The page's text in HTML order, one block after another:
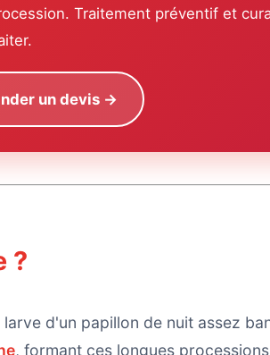
Traitement préventif et
un devis →
?
larve d'un papillon de nuit assez
, formant ces longues